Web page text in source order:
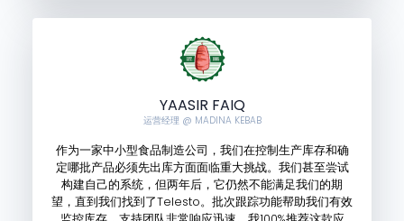
YAASIR FAIQ
运营经理 @ MADINA KEBAB
作为一家中小型食品制造公司，我们在控制生产库存和确
定哪批产品必须先出库方面面临重大挑战。我们甚至尝试
构建自己的系统，但两年后，它仍然不能满足我们的期
望，直到我们找到了Telesto。批次跟踪功能帮助我们有效